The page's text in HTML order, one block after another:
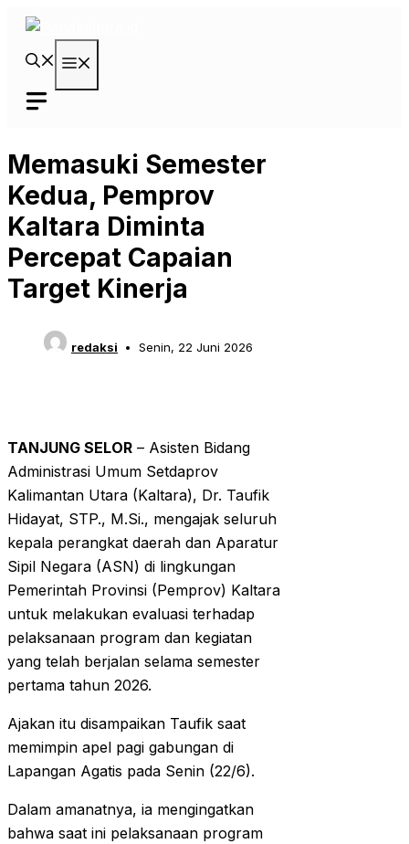
Langsung
Memasuki Semester
Kedua, Pemprov
Kaltara Diminta
Percepat Capaian
Target Kinerja
redaksi Senin, 22 Juni 2026
TANJUNG SELOR – Asisten Bidang
Administrasi Umum Setdaprov
Kalimantan Utara (Kaltara), Dr. Taufik
Hidayat, STP., M.Si., mengajak seluruh
kepala perangkat daerah dan Aparatur
Sipil Negara (ASN) di lingkungan
Pemerintah Provinsi (Pemprov) Kaltara
untuk melakukan evaluasi terhadap
pelaksanaan program dan kegiatan
yang telah berjalan selama semester
pertama tahun 2026.
Ajakan itu disampaikan Taufik saat
memimpin apel pagi gabungan di
Lapangan Agatis pada Senin (22/6).
Dalam amanatnya, ia mengingatkan
bahwa saat ini pelaksanaan program